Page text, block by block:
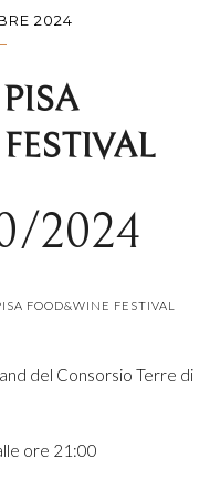
2024
2024
FOOD&WINE FESTIVAL
del Consorsio Terre di
ore 21:00